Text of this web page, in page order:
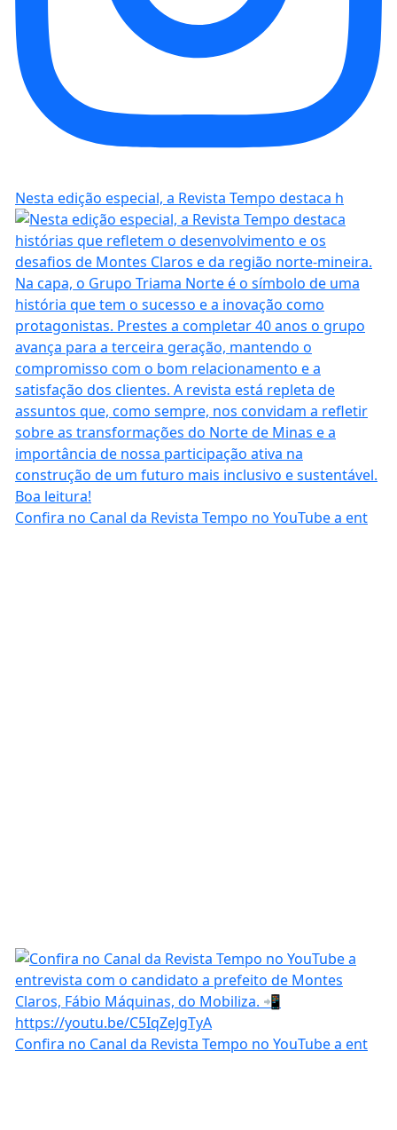
Nesta edição especial, a Revista Tempo destaca h
Confira no Canal da Revista Tempo no YouTube a ent
Confira no Canal da Revista Tempo no YouTube a ent